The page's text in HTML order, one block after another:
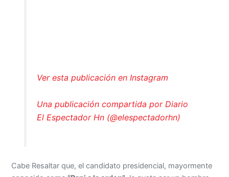
Ver esta publicación en Instagram
Una publicación compartida por Diario
El Espectador Hn (@elespectadorhn)
Cabe Resaltar que, el candidato presidencial, mayormente